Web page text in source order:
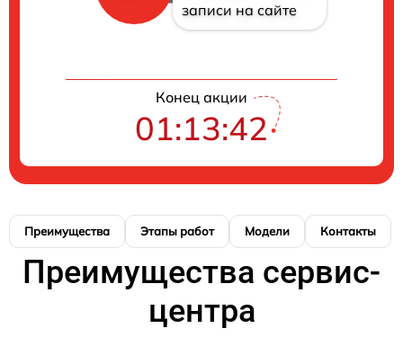
записи на сайте
Конец акции
01:13:41
Преимущества Этапы работ Модели Контакты
Преимущества сервис-
центра